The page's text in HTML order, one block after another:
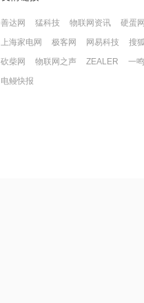
善达网 猛科技 物联网资讯
硬蛋
上海家电网
极客网 网易科技
搜
砍柴网
物联网之声 ZEALER
一
电鳗快报